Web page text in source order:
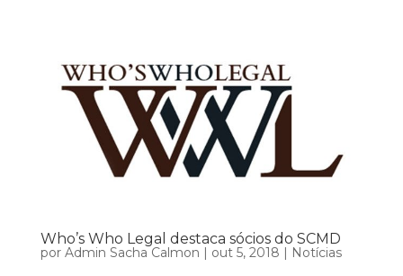
Who’s Who Legal destaca sócios do SCMD
por Admin Sacha Calmon | out 5, 2018 | Notícias